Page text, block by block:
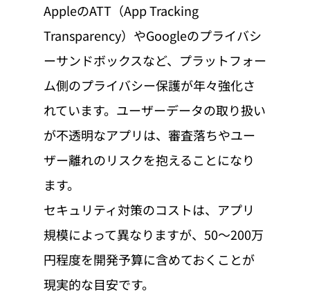
AppleのATT（App Tracking
Transparency）やGoogleのプライバシ
ーサンドボックスなど、プラットフォー
ム側のプライバシー保護が年々強化さ
れています。ユーザーデータの取り扱い
が不透明なアプリは、審査落ちやユー
ザー離れのリスクを抱えることになり
ます。
セキュリティ対策のコストは、アプリ
規模によって異なりますが、50〜200万
円程度を開発予算に含めておくことが
現実的な目安です。